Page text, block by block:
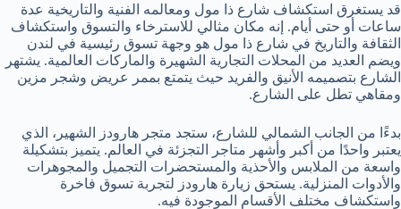
قد يستغرق استكشاف شارع ذا مول ومعالمه الفنية والتاريخية عدة
ساعات أو حتى أيام. إنه مكان مثالي للاسترخاء والتسوق واستكشاف
الثقافة والتاريخ في شارع ذا مول هو وجهة تسوق رئيسية في لندن
ويضم العديد من المحلات التجارية الشهيرة والماركات العالمية. يشتهر
الشارع بتصميمه الأنيق والفريد حيث يتمتع بممر عريض وشجر مزين
ومقاهي تطل على الشارع.
بدءًا من الجانب الشمالي للشارع، ستجد متجر هارودز الشهير، الذي
يعتبر واحدًا من أكبر وأشهر متاجر التجزئة في العالم. يتميز بتشكيلة
واسعة من الملابس والأحذية والمستحضرات التجميل والمجوهرات
والأدوات المنزلية. يستحق زيارة هارودز لتجربة تسوق فاخرة
واستكشاف مختلف الأقسام الموجودة فيه.